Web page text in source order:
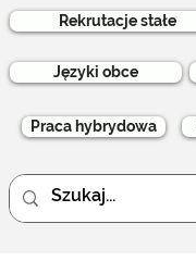
Rekrutacje stałe
Języki obce
Praca hybrydowa